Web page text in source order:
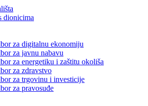
dionicima
za digitalnu ekonomiju
za javnu nabavu
za energetiku i zaštitu okoliša
za zdravstvo
za trgovinu i investicije
za pravosuđe